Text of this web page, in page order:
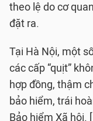
theo lệ do cơ
đặt ra.
Tại Hà Nội, một
các cấp “quịt”
hợp đồng, thậm
bảo hiểm, trái
Bảo hiểm Xã hội.